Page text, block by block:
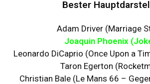
Bester
Adam Driver (Marriage
Joaquin Phoenix
Leonardo DiCaprio (Once Upon a
Taron Egerton
Christian Bale (Le Mans 66 –